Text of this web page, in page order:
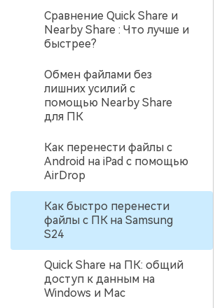
Сравнение Quick Share и
Nearby Share : Что лучше и
быстрее?
Обмен файлами без
лишних усилий с
помощью Nearby Share
для ПК
Как перенести файлы с
Android на iPad с помощью
AirDrop
Как быстро перенести
файлы с ПК на Samsung
S24
Quick Share на ПК: общий
доступ к данным на
Windows и Mac